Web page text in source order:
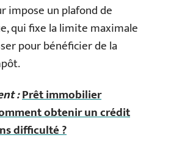
impose un plafond de
qui fixe la limite maximale
pour bénéficier de la
:Prêt immobilier
obtenir un crédit
difficulté ?